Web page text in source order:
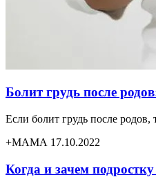
Болит грудь после
Если болит грудь после
+МАМА 17.10.2022
Когда и зачем